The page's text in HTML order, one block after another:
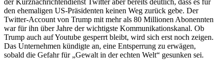
der Kurznachrichtendienst Twitter aber bereits deutlich, dass es für
den ehemaligen US-Präsidenten keinen Weg zurück gebe. Der
Twitter-Account von Trump mit mehr als 80 Millionen Abonennten
war für ihn über Jahre der wichtigste Kommunikationskanal. Ob
Trump auch auf Youtube gesperrt bleibt, wird sich erst noch zeigen.
Das Unternehmen kündigte an, eine Entsperrung zu erwägen,
sobald die Gefahr für „Gewalt in der echten Welt“ gesunken sei.